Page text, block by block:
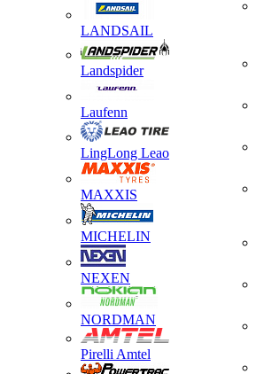
LANDSAIL
Landspider
Laufenn
LingLong Leao
MAXXIS
MICHELIN
NEXEN
NORDMAN
Pirelli Amtel